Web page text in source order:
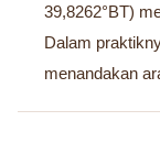
39,8262°BT)
Dalam
menandakan